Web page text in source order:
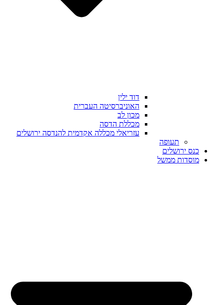
דוד ילין
האוניברסיטה העברית
מכון לב
מכללת הדסה
עזריאלי מכללה אקדמית להנדסה ירושלים
תעופה
כנס ירושלים
מוסדות ממשל